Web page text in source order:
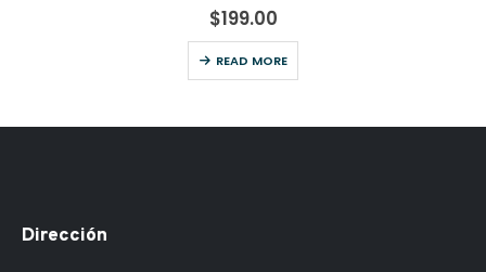
0out of 5
$199.00
READ MORE
Dirección